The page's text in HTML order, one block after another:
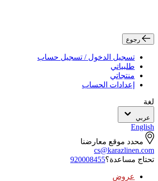
رجوع
تسجيل الدخول / تسجيل حساب
طلبياتي
منتجاتي
إعدادات الحساب
لغة
عربي
English
محدد موقع معارضنا
cs@karazlinen.com
تحتاج مساعدة؟920008455
عروض